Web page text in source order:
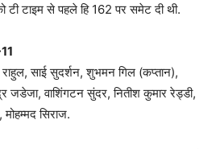
टी टाइम से पहले हि 162 पर समेट दी थी.
साई सुदर्शन, शुभमन गिल (कप्तान),
जडेजा, वाशिंगटन सुंदर, नितीश कुमार रेड्डी,
सिराज.